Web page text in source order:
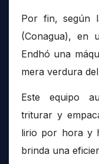
Por fin, según
(Conagua), en
Endhó una
mera verdura
Este equipo
triturar y
lirio por hora y
brinda una